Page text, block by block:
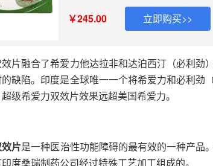
￥245.00 立即购买>>
片融合了希爱力他达拉非和达泊西汀（必利劲
的缺陷。印度是全球唯一一个将希爱力和必利劲
级希爱力双效片效果远超美国希爱力。
片是一种医治性功能障碍的最有效的一种产品
度桑瑞制药公司经过特殊工艺加工组成的。